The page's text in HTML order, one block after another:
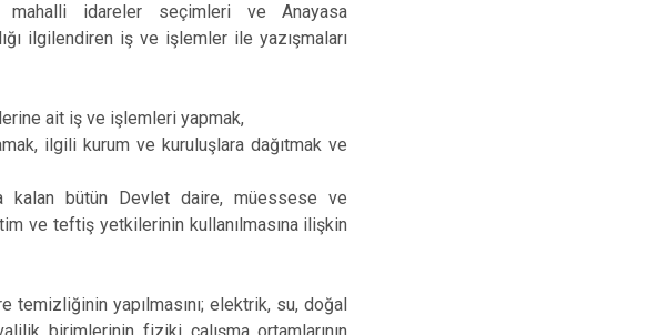
mahalli idareler seçimleri ve Anayasa
ilgilendiren iş ve işlemler ile yazışmaları
ait iş ve işlemleri yapmak,
ilgili kurum ve kuruluşlara dağıtmak ve
kalan bütün Devlet daire, müessese ve
ve teftiş yetkilerinin kullanılmasına ilişkin
temizliğinin yapılmasını; elektrik, su, doğal